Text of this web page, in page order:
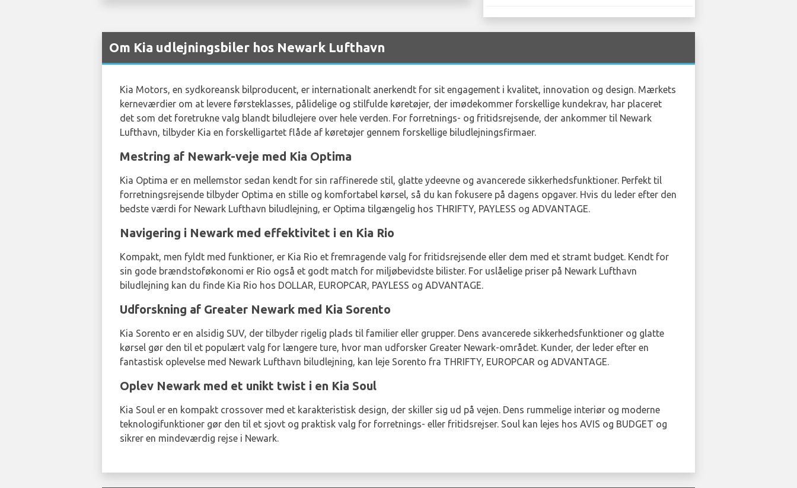
Om Kia udlejningsbiler hos Newark Lufthavn
Kia Motors, en sydkoreansk bilproducent, er internationalt anerkendt for sit engagement i kvalitet, innovation og design. Mærkets
kerneværdier om at levere førsteklasses, pålidelige og stilfulde køretøjer, der imødekommer forskellige kundekrav, har placeret
det som det foretrukne valg blandt biludlejere over hele verden. For forretnings- og fritidsrejsende, der ankommer til Newark
Lufthavn, tilbyder Kia en forskelligartet flåde af køretøjer gennem forskellige biludlejningsfirmaer.
Mestring af Newark-veje med Kia Optima
Kia Optima er en mellemstor sedan kendt for sin raffinerede stil, glatte ydeevne og avancerede sikkerhedsfunktioner. Perfekt til
forretningsrejsende tilbyder Optima en stille og komfortabel kørsel, så du kan fokusere på dagens opgaver. Hvis du leder efter den
bedste værdi for Newark Lufthavn biludlejning, er Optima tilgængelig hos THRIFTY, PAYLESS og ADVANTAGE.
Navigering i Newark med effektivitet i en Kia Rio
Kompakt, men fyldt med funktioner, er Kia Rio et fremragende valg for fritidsrejsende eller dem med et stramt budget. Kendt for
sin gode brændstoføkonomi er Rio også et godt match for miljøbevidste bilister. For uslåelige priser på Newark Lufthavn
biludlejning kan du finde Kia Rio hos DOLLAR, EUROPCAR, PAYLESS og ADVANTAGE.
Udforskning af Greater Newark med Kia Sorento
Kia Sorento er en alsidig SUV, der tilbyder rigelig plads til familier eller grupper. Dens avancerede sikkerhedsfunktioner og glatte
kørsel gør den til et populært valg for længere ture, hvor man udforsker Greater Newark-området. Kunder, der leder efter en
fantastisk oplevelse med Newark Lufthavn biludlejning, kan leje Sorento fra THRIFTY, EUROPCAR og ADVANTAGE.
Oplev Newark med et unikt twist i en Kia Soul
Kia Soul er en kompakt crossover med et karakteristisk design, der skiller sig ud på vejen. Dens rummelige interiør og moderne
teknologifunktioner gør den til et sjovt og praktisk valg for forretnings- eller fritidsrejser. Soul kan lejes hos AVIS og BUDGET og
sikrer en mindeværdig rejse i Newark.